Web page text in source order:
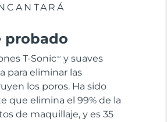
probado
T-SonicTM
y suaves
para eliminar las
los poros. Ha sido
que elimina el 99% de la
de maquillaje, y es 35